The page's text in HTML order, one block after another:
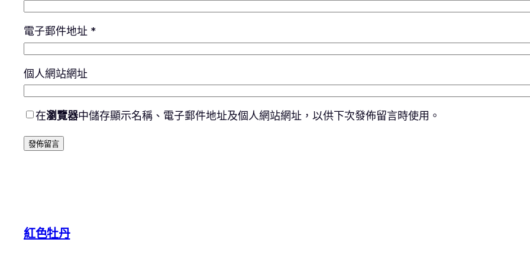
電子郵件地址 *
個人網站網址
在瀏覽器中儲存顯示名稱、電子郵件地址及個人網站網址，以供下次發佈留言時使用。
紅色牡丹